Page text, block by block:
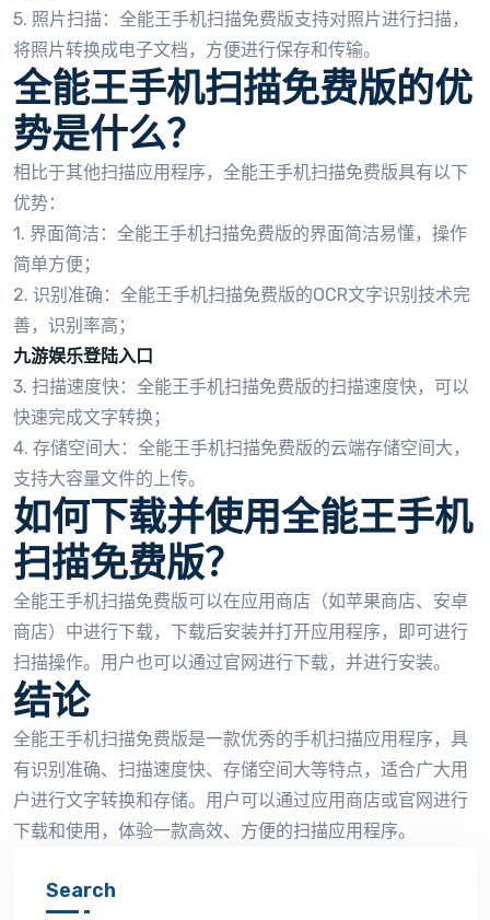
5. 照片扫描：全能王手机扫描免费版支持对照片进行扫描，
将照片转换成电子文档，方便进行保存和传输。
全能王手机扫描免费版的优
势是什么？
相比于其他扫描应用程序，全能王手机扫描免费版具有以下
优势：
1. 界面简洁：全能王手机扫描免费版的界面简洁易懂，操作
简单方便；
2. 识别准确：全能王手机扫描免费版的OCR文字识别技术完
善，识别率高；
九游娱乐登陆入口
3. 扫描速度快：全能王手机扫描免费版的扫描速度快，可以
快速完成文字转换；
4. 存储空间大：全能王手机扫描免费版的云端存储空间大，
支持大容量文件的上传。
如何下载并使用全能王手机
扫描免费版？
全能王手机扫描免费版可以在应用商店（如苹果商店、安卓
商店）中进行下载，下载后安装并打开应用程序，即可进行
扫描操作。用户也可以通过官网进行下载，并进行安装。
结论
全能王手机扫描免费版是一款优秀的手机扫描应用程序，具
有识别准确、扫描速度快、存储空间大等特点，适合广大用
户进行文字转换和存储。用户可以通过应用商店或官网进行
下载和使用，体验一款高效、方便的扫描应用程序。
Search